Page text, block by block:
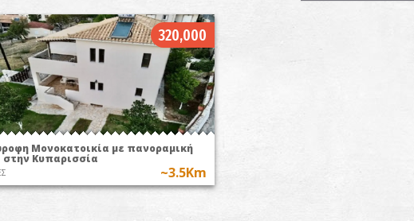
320,000
Μονοκατοικία με πανοραμική
στην Κυπαρισσία
~3.5Km